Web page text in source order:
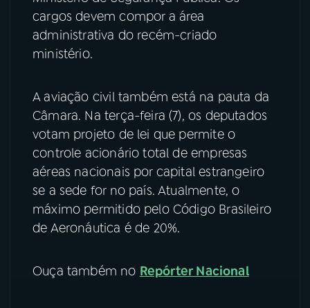
cargos devem compor a área
administrativa do recém-criado
ministério.
A aviação civil também está na pauta da
Câmara. Na terça-feira (7), os deputados
votam projeto de lei que permite o
controle acionário total de empresas
aéreas nacionais por capital estrangeiro
se a sede for no país. Atualmente, o
máximo permitido pelo Código Brasileiro
de Aeronáutica é de 20%.
Ouça também no Repórter Nacional